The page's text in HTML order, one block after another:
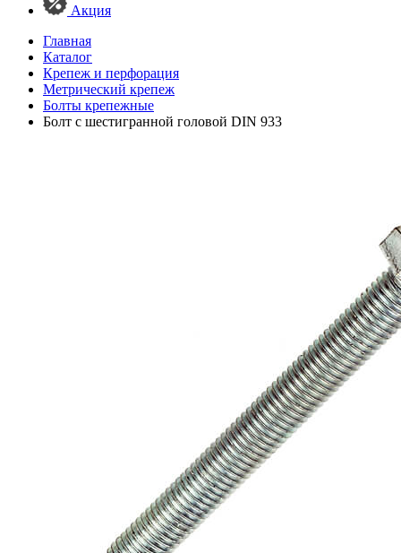
Акция
Главная
Каталог
Крепеж и перфорация
Метрический крепеж
Болты крепежные
Болт с шестигранной головой DIN 933